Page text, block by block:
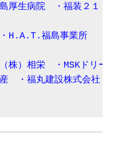
厚生病院　・福装２１
・H.A.T.福島事業所
株）相栄　・MSKドリー
産　・福丸建設株式会社